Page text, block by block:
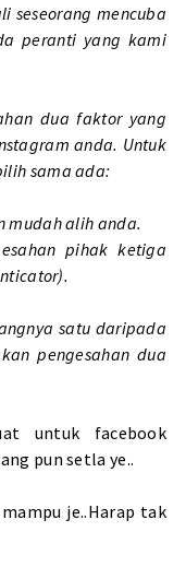
seseorang mencuba
peranti yang kami
dua faktor yang
anda. Untuk
sama ada:
mudah alih anda.
pihak ketiga
satu daripada
pengesahan dua
untuk facebook
pun setla ye..
je..Harap tak